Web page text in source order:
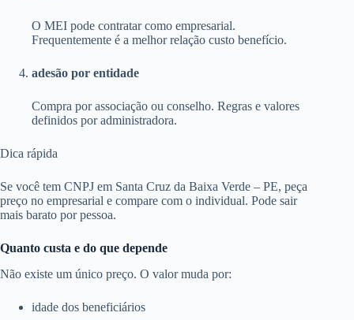
O MEI pode contratar como empresarial.
Frequentemente é a melhor relação custo benefício.
adesão por entidade
Compra por associação ou conselho. Regras e valores
definidos por administradora.
Dica rápida
Se você tem CNPJ em Santa Cruz da Baixa Verde – PE, peça
preço no empresarial e compare com o individual. Pode sair
mais barato por pessoa.
Quanto custa e do que depende
Não existe um único preço. O valor muda por:
idade dos beneficiários